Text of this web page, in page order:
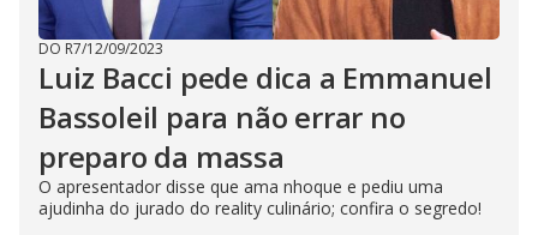
DO R7/12/09/2023
Luiz Bacci pede dica a Emmanuel
Bassoleil para não errar no
preparo da massa
O apresentador disse que ama nhoque e pediu uma
ajudinha do jurado do reality culinário; confira o segredo!